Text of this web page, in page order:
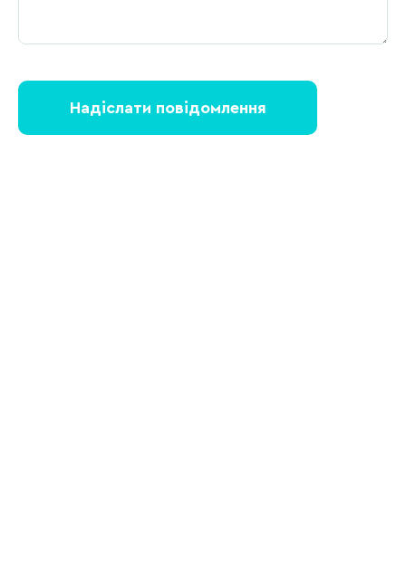
Надіслати повідомлення